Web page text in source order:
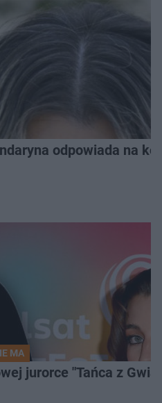
odpowiada na
MA
jurorce "Tańca z